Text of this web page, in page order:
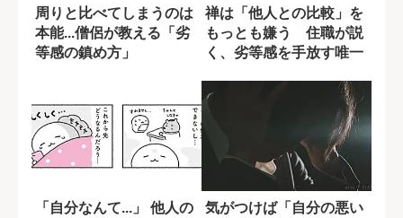
周りと比べてしまうのは
本能...僧侶が教える「劣
等感の鎮め方」
禅は「他人との比較」を
もっとも嫌う 住職が説
く、劣等感を手放す唯一
「自分なんて...」 他人の
気がつけば「自分の悪い